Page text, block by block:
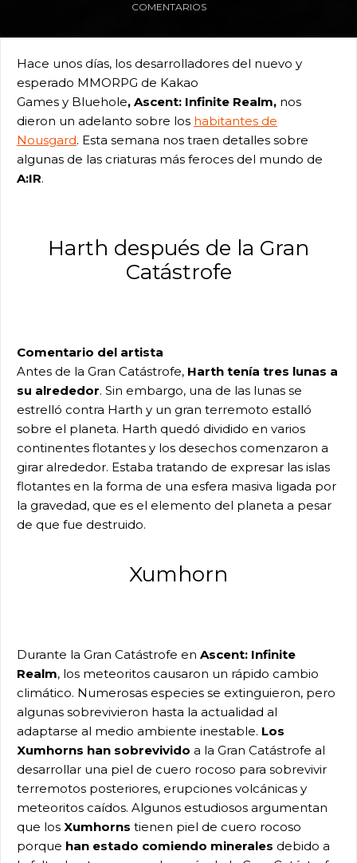
COMENTARIOS
Hace unos días, los desarrolladores del nuevo y
esperado MMORPG de Kakao
Games y Bluehole, Ascent: Infinite Realm, nos
dieron un adelanto sobre los habitantes de
Nousgard. Esta semana nos traen detalles sobre
algunas de las criaturas más feroces del mundo de
A:IR.
Harth después de la Gran
Catástrofe
Comentario del artista
Antes de la Gran Catástrofe, Harth tenía tres lunas a
su alrededor. Sin embargo, una de las lunas se
estrelló contra Harth y un gran terremoto estalló
sobre el planeta. Harth quedó dividido en varios
continentes flotantes y los desechos comenzaron a
girar alrededor. Estaba tratando de expresar las islas
flotantes en la forma de una esfera masiva ligada por
la gravedad, que es el elemento del planeta a pesar
de que fue destruido.
Xumhorn
Durante la Gran Catástrofe en Ascent: Infinite
Realm, los meteoritos causaron un rápido cambio
climático. Numerosas especies se extinguieron, pero
algunas sobrevivieron hasta la actualidad al
adaptarse al medio ambiente inestable. Los
Xumhorns han sobrevivido a la Gran Catástrofe al
desarrollar una piel de cuero rocoso para sobrevivir
terremotos posteriores, erupciones volcánicas y
meteoritos caídos. Algunos estudiosos argumentan
que los Xumhorns tienen piel de cuero rocoso
porque han estado comiendo minerales debido a